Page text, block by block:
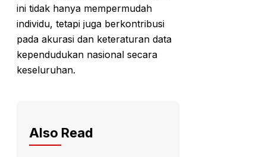
ini tidak hanya mempermudah
individu, tetapi juga berkontribusi
pada akurasi dan keteraturan data
kependudukan nasional secara
keseluruhan.
Also Read